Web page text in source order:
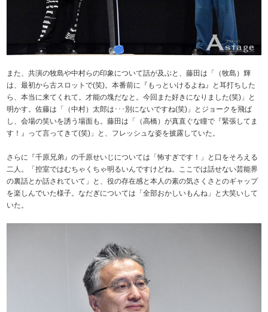
また、共演の牧島や中村らの印象について話が及ぶと、藤田は「（牧島）輝
は、最初から古スロットで(笑)。本番前に『もっといけるよね』と耳打ちした
ら、本当に来てくれて。才能の塊だなと。今回また好きになりました(笑)」と
明かす。佐藤は「（中村）太郎は･･･別にないですね(笑)」とジョークを飛ば
し、会場の笑いを誘う場面も。藤田は「（高橋）が真直ぐな瞳で『緊張してま
す！』って言ってきて(笑)」と、フレッシュな姿を披露していた。
さらに『千原兄弟』の千原せいじについては「怖すぎです！」と口をそろえる
二人。「控室ではむちゃくちゃ明るいんですけどね。ここでは話せない芸能界
の裏話とか話されていて」と、役の存在感と本人の素の気さくさとのギャップ
を楽しんでいた様子。なだぎについては「全部おかしいもんね」と大笑いして
いた。